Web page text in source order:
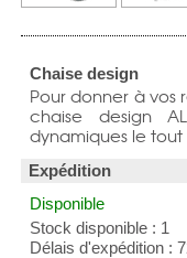
Chaise design
Pour donner à vos
chaise design
dynamiques le tout
Expédition
Disponible
Stock disponible : 1
Délais d'expédition :